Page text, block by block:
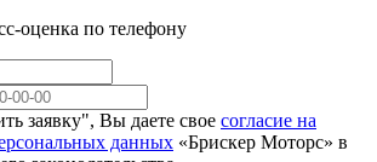
оценка по телефону
заявку", Вы даете свое согласие на
данных «Брискер Моторс» в